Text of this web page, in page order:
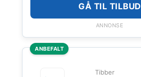
GÅ TIL TILBUD
ANNONSE
ANBEFALT
Tibber